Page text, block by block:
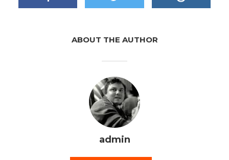
ABOUT THE AUTHOR
admin